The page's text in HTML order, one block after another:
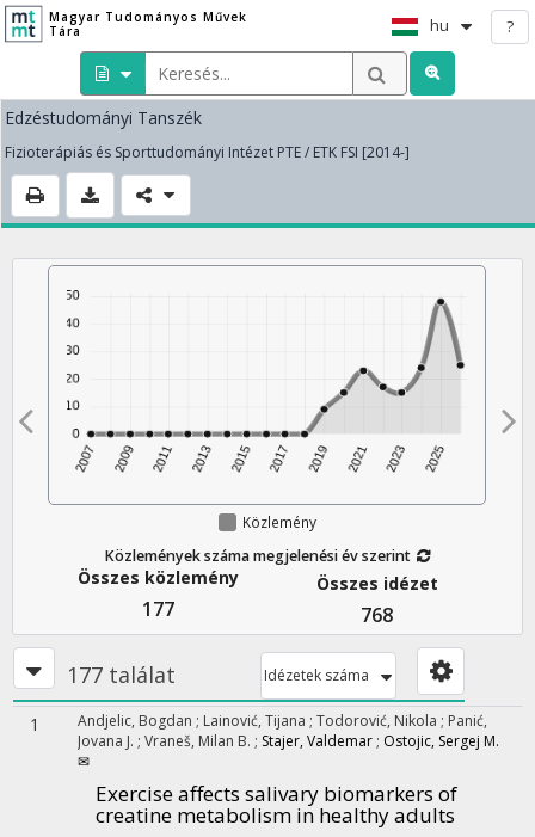
Magyar Tudományos Művek
Tára
hu ?
Edzéstudományi Tanszék
Fizioterápiás és Sporttudományi Intézet PTE / ETK FSI [2014-]
Közlemény
Közlemények száma megjelenési év szerint
Összes közlemény
177
Összes idézet
768
177 találat Idézetek száma
1 Andjelic, Bogdan ; Lainović, Tijana ; Todorović, Nikola ; Panić,
Jovana J. ; Vraneš, Milan B. ; Stajer, Valdemar ; Ostojic, Sergej M.
✉
Exercise affects salivary biomarkers of
creatine metabolism in healthy adults